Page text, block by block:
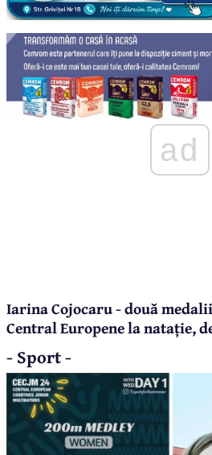
ad
Iarina Cojocaru - două
Central Europene la natație,
- Sport -